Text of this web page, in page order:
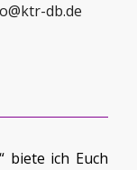
db.de
biete ich Euch